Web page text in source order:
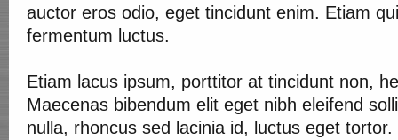
auctor eros odio, eget tincidunt enim. Etiam
fermentum luctus.
Etiam lacus ipsum, porttitor at tincidunt non,
Maecenas bibendum elit eget nibh eleifend
nulla, rhoncus sed lacinia id, luctus eget